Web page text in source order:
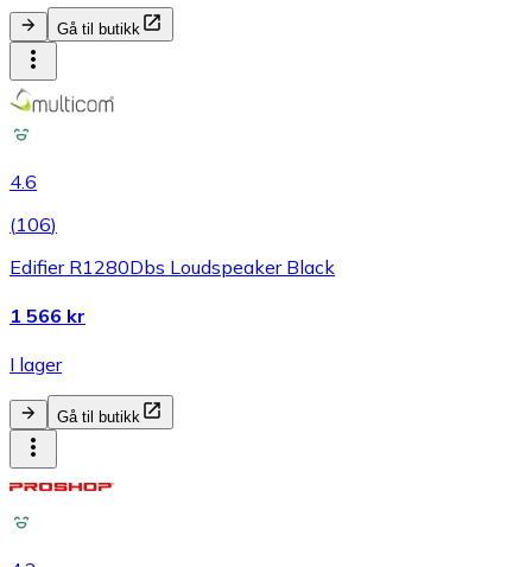
Gå til butikk
4.6
(106)
Edifier R1280Dbs Loudspeaker Black
1 566 kr
I lager
Gå til butikk